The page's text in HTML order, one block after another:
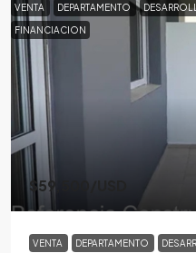
VENTA DEPARTAMENTO
FINANCIACION
$59,500
VENTA DEPARTAMENTO